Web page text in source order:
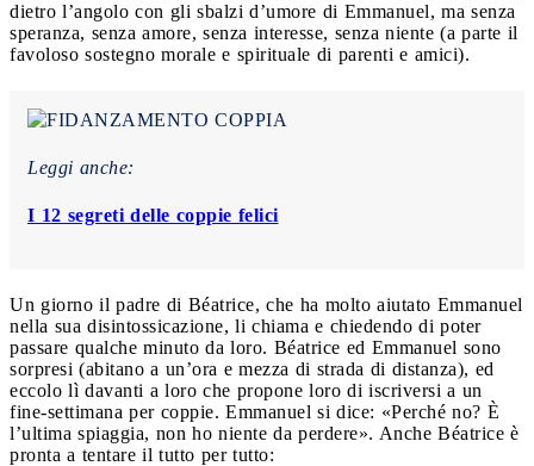
dietro l’angolo con gli sbalzi d’umore di Emmanuel, ma senza
speranza, senza amore, senza interesse, senza niente (a parte il
favoloso sostegno morale e spirituale di parenti e amici).
Leggi anche:
I 12 segreti delle coppie felici
Un giorno il padre di Béatrice, che ha molto aiutato Emmanuel
nella sua disintossicazione, li chiama e chiedendo di poter
passare qualche minuto da loro. Béatrice ed Emmanuel sono
sorpresi (abitano a un’ora e mezza di strada di distanza), ed
eccolo lì davanti a loro che propone loro di iscriversi a un
fine-settimana per coppie. Emmanuel si dice: «Perché no? È
l’ultima spiaggia, non ho niente da perdere». Anche Béatrice è
pronta a tentare il tutto per tutto: